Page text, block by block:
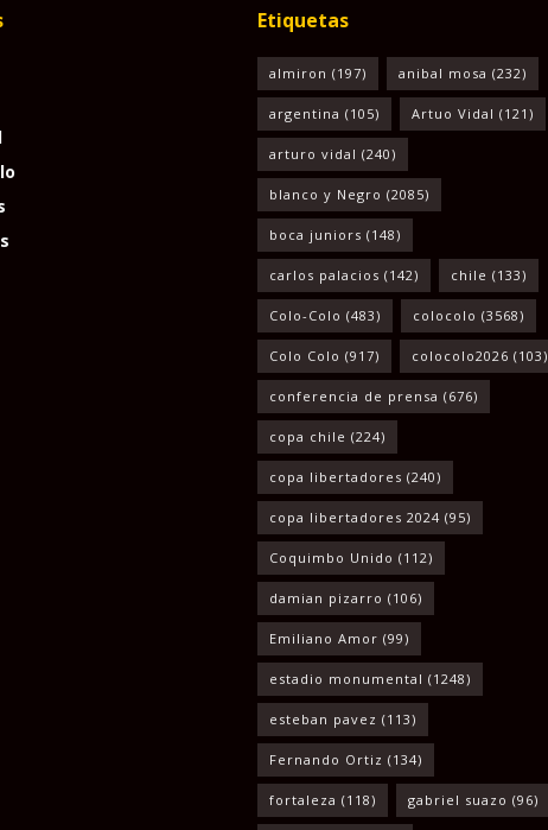
Etiquetas
almiron (197) anibal mosa (232)
argentina (105) Artuo Vidal (121)
arturo vidal (240)
blanco y Negro (2085)
boca juniors (148)
carlos palacios (142) chile (133)
Colo-Colo (483) colocolo (3568)
Colo Colo (917) colocolo2026 (103)
conferencia de prensa (676)
copa chile (224)
copa libertadores (240)
copa libertadores 2024 (95)
Coquimbo Unido (112)
damian pizarro (106)
Emiliano Amor (99)
estadio monumental (1248)
esteban pavez (113)
Fernando Ortiz (134)
fortaleza (118) gabriel suazo (96)